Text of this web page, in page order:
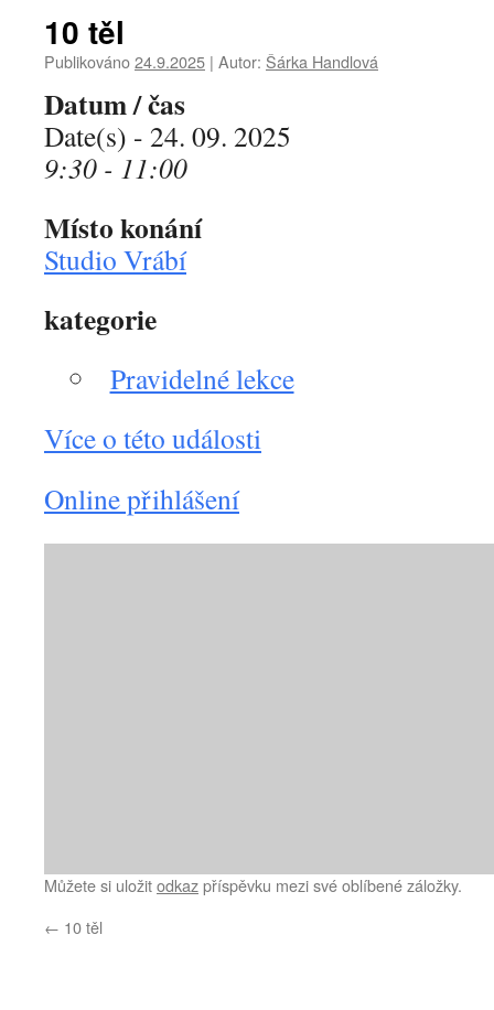
10 těl
Publikováno24.9.2025 | Autor: Šárka Handlová
Datum / čas
Date(s) - 24. 09. 2025
9:30 - 11:00
Místo konání
Studio Vrábí
kategorie
Pravidelné lekce
Více o této události
Online přihlášení
Můžete si uložitodkazpříspěvku mezi své oblíbené záložky.
← 10 těl